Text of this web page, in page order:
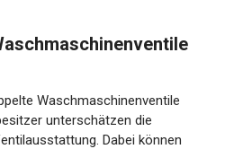
Waschmaschinenventile
unterschätzen die
Dabei können